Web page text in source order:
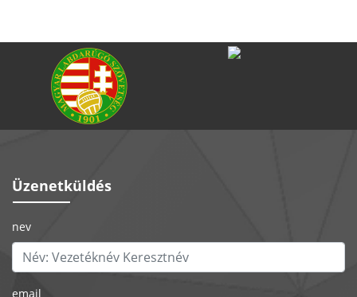
Üzenetküldés
nev
email